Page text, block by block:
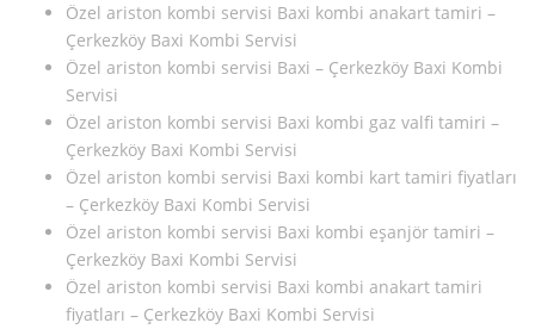
Özel ariston kombi servisi Baxi kombi anakart tamiri –
Çerkezköy Baxi Kombi Servisi
Özel ariston kombi servisi Baxi – Çerkezköy Baxi Kombi
Servisi
Özel ariston kombi servisi Baxi kombi gaz valfi tamiri –
Çerkezköy Baxi Kombi Servisi
Özel ariston kombi servisi Baxi kombi kart tamiri fiyatları
– Çerkezköy Baxi Kombi Servisi
Özel ariston kombi servisi Baxi kombi eşanjör tamiri –
Çerkezköy Baxi Kombi Servisi
Özel ariston kombi servisi Baxi kombi anakart tamiri
fiyatları – Çerkezköy Baxi Kombi Servisi